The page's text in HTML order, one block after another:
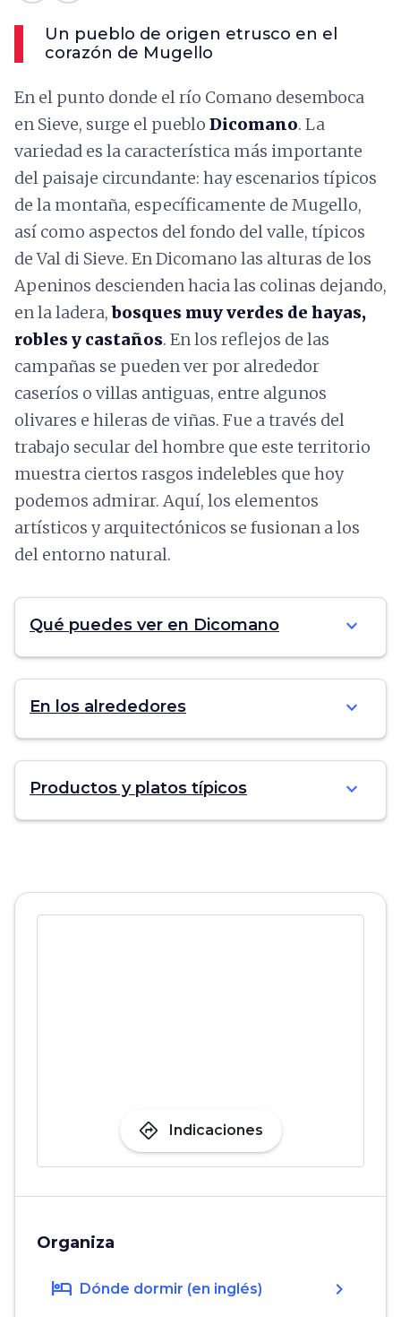
Un pueblo de origen etrusco en el
corazón de Mugello
En el punto donde el río Comano desemboca
en Sieve, surge el pueblo Dicomano. La
variedad es la característica más importante
del paisaje circundante: hay escenarios típicos
de la montaña, específicamente de Mugello,
así como aspectos del fondo del valle, típicos
de Val di Sieve. En Dicomano las alturas de los
Apeninos descienden hacia las colinas dejando,
en la ladera,bosques muy verdes de hayas,
robles y castaños. En los reflejos de las
campañas se pueden ver por alrededor
caseríos o villas antiguas, entre algunos
olivares e hileras de viñas. Fue a través del
trabajo secular del hombre que este territorio
muestra ciertos rasgos indelebles que hoy
podemos admirar. Aquí, los elementos
artísticos y arquitectónicos se fusionan a los
del entorno natural.
Qué puedes ver en Dicomano expand_more
En los alrededores expand_more
Productos y platos típicos expand_more
directions Indicaciones
Organiza
hotel Dónde dormir (en inglés) chevron_right